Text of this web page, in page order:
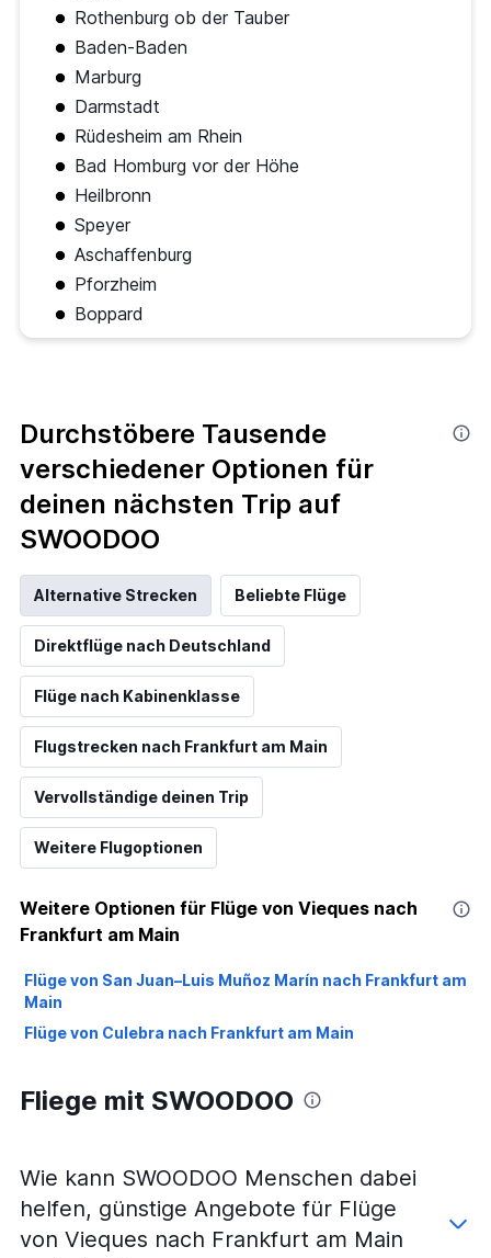
Rothenburg ob der Tauber
Baden-Baden
Marburg
Darmstadt
Rüdesheim am Rhein
Bad Homburg vor der Höhe
Heilbronn
Speyer
Aschaffenburg
Pforzheim
Boppard
Durchstöbere Tausende
verschiedener Optionen für
deinen nächsten Trip auf
SWOODOO
Alternative Strecken Beliebte Flüge
Direktflüge nach Deutschland
Flüge nach Kabinenklasse
Flugstrecken nach Frankfurt am Main
Vervollständige deinen Trip
Weitere Flugoptionen
Weitere Optionen für Flüge von Vieques nach
Frankfurt am Main
Flüge von San Juan–Luis Muñoz Marín nach Frankfurt am
Main
Flüge von Culebra nach Frankfurt am Main
Fliege mit SWOODOO
Wie kann SWOODOO Menschen dabei
helfen, günstige Angebote für Flüge
von Vieques nach Frankfurt am Main